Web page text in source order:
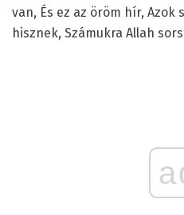
van, És ez az öröm hír, Azok
hisznek, Számukra Allah